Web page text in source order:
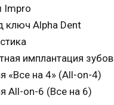
Impro
ключ Alpha Dent
имплантация зубов
«Все на 4» (All-on-4)
All-on-6 (Все на 6)